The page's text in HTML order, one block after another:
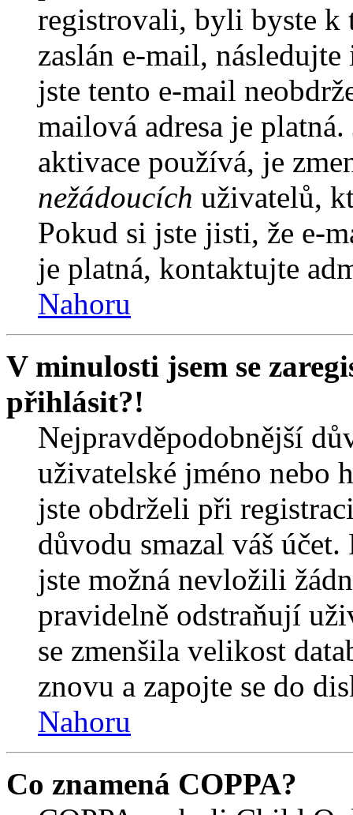
registrovali, byli byste k
zaslán e-mail,
jste tento e-mail
mailová adresa je
aktivace používá, je
nežádoucích uživatelů,
Pokud si jste jisti, že e-
je platná, kontaktujte
Nahoru
V minulosti jsem se
přihlásit?!
Nejpravděpodobnější
uživatelské jméno nebo
jste obdrželi při
důvodu smazal váš
jste možná nevložili
pravidelně odstraňují
se zmenšila velikost
znovu a zapojte se do
Nahoru
Co znamená COPPA?